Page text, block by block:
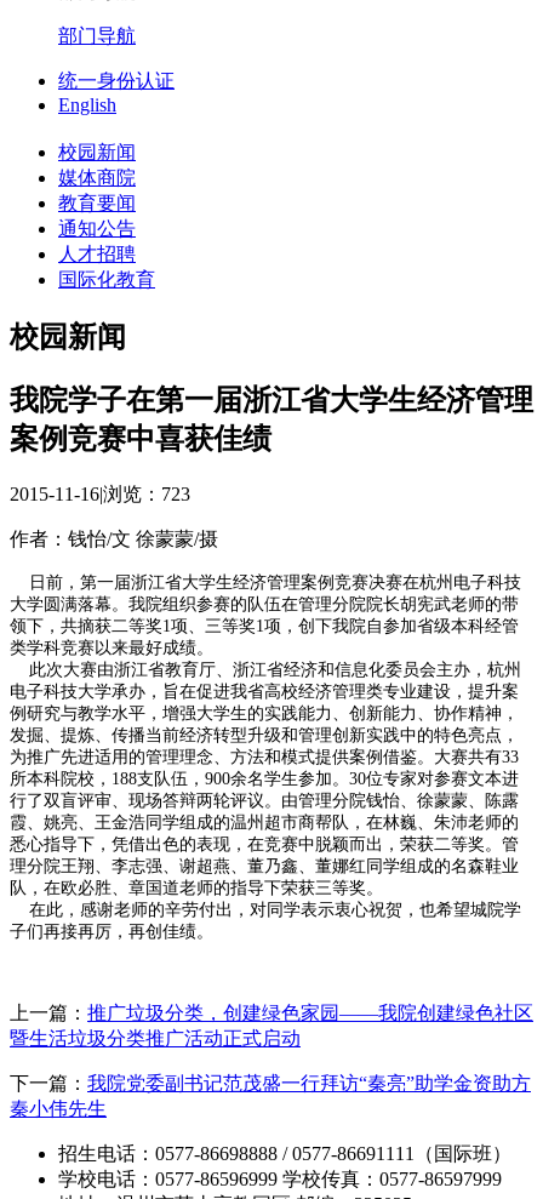
部门导航
统一身份认证
English
校园新闻
媒体商院
教育要闻
通知公告
人才招聘
国际化教育
校园新闻
我院学子在第一届浙江省大学生经济管理
案例竞赛中喜获佳绩
2015-11-16|浏览： 723
作者：钱怡/文 徐蒙蒙/摄
日前，第一届浙江省大学生经济管理案例竞赛决赛在杭州电子科技
大学圆满落幕。我院组织参赛的队伍在管理分院院长胡宪武老师的带
领下，共摘获二等奖1项、三等奖1项，创下我院自参加省级本科经管
类学科竞赛以来最好成绩。
此次大赛由浙江省教育厅、浙江省经济和信息化委员会主办，杭州
电子科技大学承办，旨在促进我省高校经济管理类专业建设，提升案
例研究与教学水平，增强大学生的实践能力、创新能力、协作精神，
发掘、提炼、传播当前经济转型升级和管理创新实践中的特色亮点，
为推广先进适用的管理理念、方法和模式提供案例借鉴。大赛共有33
所本科院校，188支队伍，900余名学生参加。30位专家对参赛文本进
行了双盲评审、现场答辩两轮评议。由管理分院钱怡、徐蒙蒙、陈露
霞、姚亮、王金浩同学组成的温州超市商帮队，在林巍、朱沛老师的
悉心指导下，凭借出色的表现，在竞赛中脱颖而出，荣获二等奖。管
理分院王翔、李志强、谢超燕、董乃鑫、董娜红同学组成的名森鞋业
队，在欧必胜、章国道老师的指导下荣获三等奖。
在此，感谢老师的辛劳付出，对同学表示衷心祝贺，也希望城院学
子们再接再厉，再创佳绩。
上一篇： 推广垃圾分类，创建绿色家园——我院创建绿色社区
暨生活垃圾分类推广活动正式启动
下一篇： 我院党委副书记范茂盛一行拜访“秦亮”助学金资助方
秦小伟先生
招生电话：0577-86698888 / 0577-86691111（国际班）
学校电话：0577-86596999 学校传真：0577-86597999